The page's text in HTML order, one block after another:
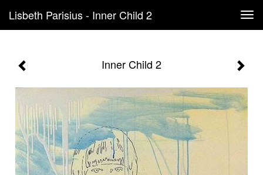
Lisbeth Parisius - Inner Child 2
Inner Child 2